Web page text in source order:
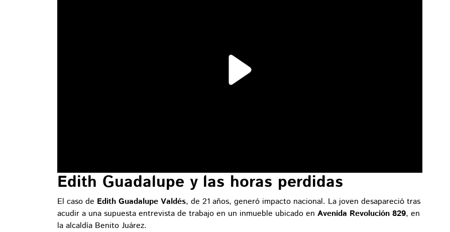
Edith Guadalupe y las horas perdidas
El caso de Edith Guadalupe Valdés, de 21 años, generó impacto nacional. La joven desapareció tras
acudir a una supuesta entrevista de trabajo en un inmueble ubicado en Avenida Revolución 829, en
la alcaldía Benito Juárez.